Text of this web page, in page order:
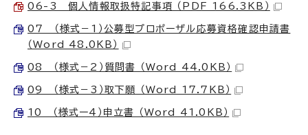
06-3 個人情報取扱特記事項 （PDF 166.3KB）
07 （様式－1）公募型プロポーザル応募資格確認申請書
（Word 48.0KB）
08 （様式－2）質問書 （Word 44.0KB）
09 （様式－3）取下願 （Word 17.7KB）
10 （様式ー4）申立書 （Word 41.0KB）